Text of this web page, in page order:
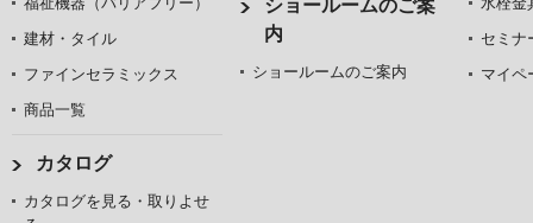
建材・タイル
ファインセラミックス
商品一覧
カタログ
カタログを見る・取りよせ
ショールームのご案
内
ショールームのご案内
セミナ
マイペ